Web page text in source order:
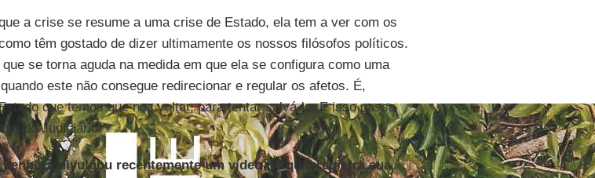
a crise se resume a uma crise de Estado, ela tem a ver com os
têm gostado de dizer ultimamente os nossos filósofos políticos.
se torna aguda na medida em que ela se configura como uma
este não consegue redirecionar e regular os afetos. É,
que temos que nos voltar, para tentar salvá-lo. E isso passa
do Judiciário.
senhora divulgou recentemente um vídeo no qual registra sua